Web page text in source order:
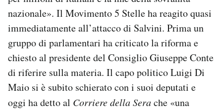
nazionale». Il Movimento 5 Stelle ha reagito quasi
immediatamente all’attacco di Salvini. Prima un
gruppo di parlamentari ha criticato la riforma e
chiesto al presidente del Consiglio Giuseppe Conte
di riferire sulla materia. Il capo politico Luigi Di
Maio si è subito schierato con i suoi deputati e
oggi ha detto al Corriere della Serache «una